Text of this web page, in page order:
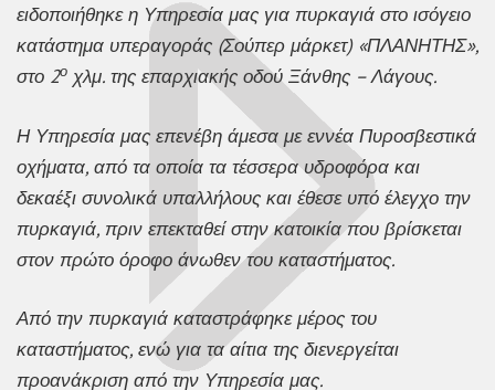
ειδοποιήθηκε η Υπηρεσία μας για πυρκαγιά στο ισόγειο
κατάστημα υπεραγοράς (Σούπερ μάρκετ) «ΠΛΑΝΗΤΗΣ»,
στο 2ο χλμ. της επαρχιακής οδού Ξάνθης – Λάγους.
Η Υπηρεσία μας επενέβη άμεσα με εννέα Πυροσβεστικά
οχήματα, από τα οποία τα τέσσερα υδροφόρα και
δεκαέξι συνολικά υπαλλήλους και έθεσε υπό έλεγχο την
πυρκαγιά, πριν επεκταθεί στην κατοικία που βρίσκεται
στον πρώτο όροφο άνωθεν του καταστήματος.
Από την πυρκαγιά καταστράφηκε μέρος του
καταστήματος, ενώ για τα αίτια της διενεργείται
προανάκριση από την Υπηρεσία μας.